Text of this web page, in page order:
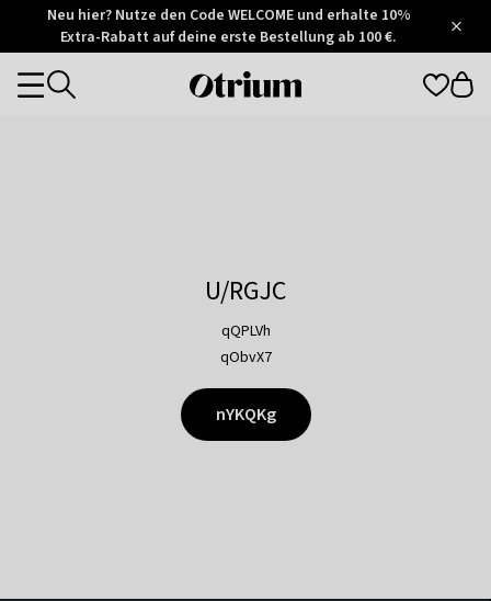
Otrium
Trustpilot
Neu hier? Nutze den Code WELCOME und erhalte 10%
Extra-Rabatt auf deine erste Bestellung ab 100 €.
Otrium
Categories
U/RGJC
qQPLVh
qObvX7
nYKQKg